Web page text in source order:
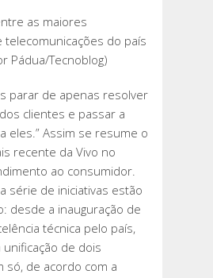
as maiores
do país
Pádua/Tecnoblog)
parar de apenas resolver
clientes e passar a
eles.” Assim se resume o
recente da Vivo no
ao consumidor.
série de iniciativas estão
desde a inauguração de
técnica pelo país,
de dois
só, de acordo com a